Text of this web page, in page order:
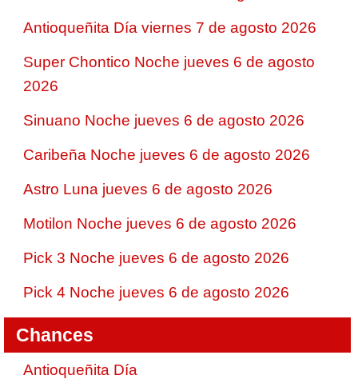
Antioqueñita Día viernes 7 de agosto 2026
Super Chontico Noche jueves 6 de agosto
2026
Sinuano Noche jueves 6 de agosto 2026
Caribeña Noche jueves 6 de agosto 2026
Astro Luna jueves 6 de agosto 2026
Motilon Noche jueves 6 de agosto 2026
Pick 3 Noche jueves 6 de agosto 2026
Pick 4 Noche jueves 6 de agosto 2026
Chances
Antioqueñita Día